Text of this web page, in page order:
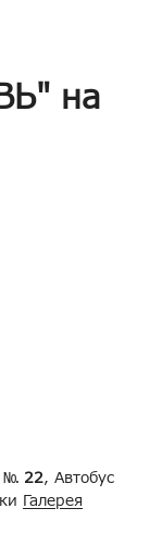
на
№ 22, Автобус
Галерея